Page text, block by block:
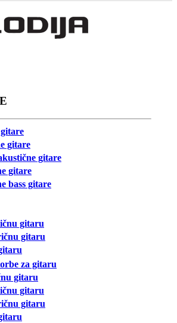
gitare
gitare
gitare
bass gitare
gitaru
gitaru
za gitaru
gitaru
gitaru
gitaru